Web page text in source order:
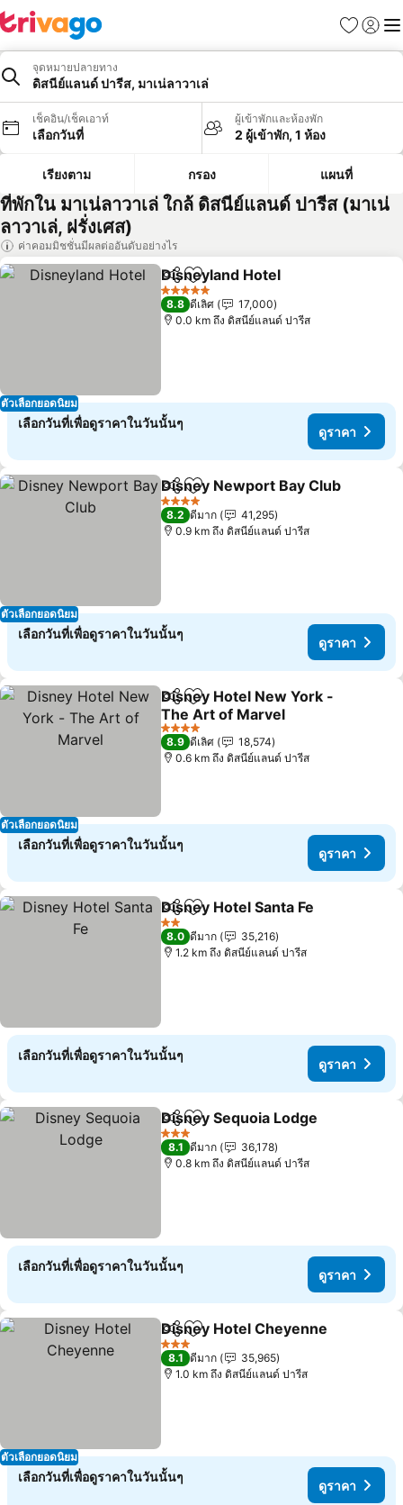
รายการโป
เข้าสู่ร
เมนู
จุดหมายปลายทาง
ดิสนีย์แลนด์ ปารีส, มาเน่ลาวาเล่
เช็คอิน/เช็คเอาท์
เลือกวันที่
ผู้เข้าพักและห้องพัก
2 ผู้เข้าพัก, 1 ห้อง
เรียงตาม กรอง แผนที่
ที่พักใน มาเน่ลาวาเล่ ใกล้ ดิสนีย์แลนด์ ปารีส (มาเน่
ลาวาเล่, ฝรั่งเศส)
ค่าคอมมิชชั่นมีผลต่ออันดับอย่างไร
ตัวเลือกยอดนิยม
แชร์ เพิ่มในรายการโปรด
Disneyland Hotel
5 ดาว
8.8 ดีเลิศ
17,000
0.0 km ถึง ดิสนีย์แลนด์ ปารีส
เลือกวันที่เพื่อดูราคาในวันนั้นๆ
ดูราคา
ตัวเลือกยอดนิยม
แชร์ เพิ่มในรายการโปรด
Disney Newport Bay Club
4 ดาว
8.2 ดีมาก
41,295
0.9 km ถึง ดิสนีย์แลนด์ ปารีส
เลือกวันที่เพื่อดูราคาในวันนั้นๆ
ดูราคา
ตัวเลือกยอดนิยม
แชร์ เพิ่มในรายการโปรด
Disney Hotel New York -
The Art of Marvel
ดูราคา
4 ดาว
8.9 ดีเลิศ
18,574
0.6 km ถึง ดิสนีย์แลนด์ ปารีส
เลือกวันที่เพื่อดูราคาในวันนั้นๆ
ดูราคา
แชร์ เพิ่มในรายการโปรด
Disney Hotel Santa Fe
2 ดาว
8.0 ดีมาก
35,216
1.2 km ถึง ดิสนีย์แลนด์ ปารีส
เลือกวันที่เพื่อดูราคาในวันนั้นๆ
ดูราคา
แชร์ เพิ่มในรายการโปรด
Disney Sequoia Lodge
3 ดาว
8.1 ดีมาก
36,178
0.8 km ถึง ดิสนีย์แลนด์ ปารีส
เลือกวันที่เพื่อดูราคาในวันนั้นๆ
ดูราคา
ตัวเลือกยอดนิยม
แชร์ เพิ่มในรายการโปรด
Disney Hotel Cheyenne
3 ดาว
8.1 ดีมาก
35,965
1.0 km ถึง ดิสนีย์แลนด์ ปารีส
เลือกวันที่เพื่อดูราคาในวันนั้นๆ
ดูราคา